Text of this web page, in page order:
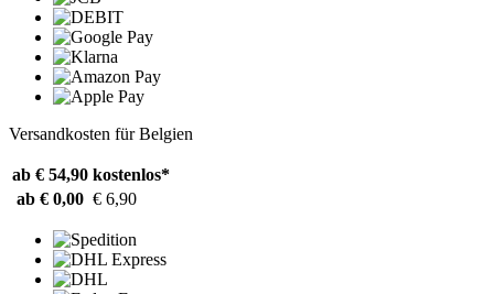
Versandkosten für Belgien
ab € 54,90 kostenlos*
ab € 0,00 € 6,90